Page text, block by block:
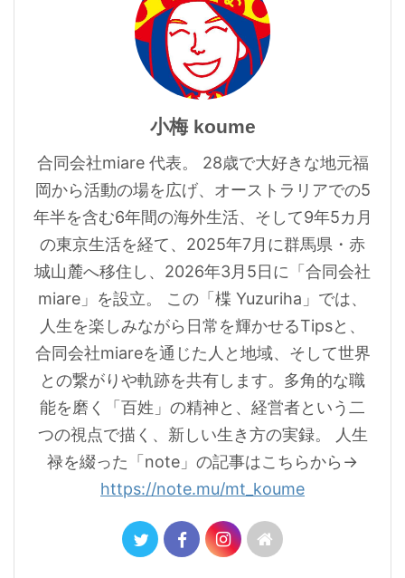
小梅 koume
合同会社miare 代表。 28歳で大好きな地元福
岡から活動の場を広げ、オーストラリアでの5
年半を含む6年間の海外生活、そして9年5カ月
の東京生活を経て、2025年7月に群馬県・赤
城山麓へ移住し、2026年3月5日に「合同会社
miare」を設立。 この「楪 Yuzuriha」では、
人生を楽しみながら日常を輝かせるTipsと、
合同会社miareを通じた人と地域、そして世界
との繋がりや軌跡を共有します。多角的な職
能を磨く「百姓」の精神と、経営者という二
つの視点で描く、新しい生き方の実録。 人生
禄を綴った「note」の記事はこちらから→
https://note.mu/mt_koume